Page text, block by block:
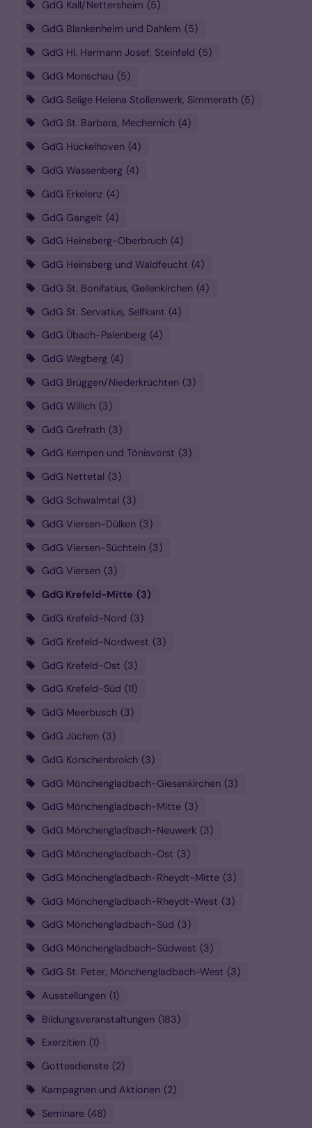
GdG Kall/Nettersheim
5
GdG Blankenheim und Dahlem 5
GdG Hl. Hermann Josef, Steinfeld 5
GdG Monschau 5
GdG Selige Helena Stollenwerk, Simmerath 5
GdG St. Barbara, Mechernich 4
GdG Hückelhoven 4
GdG Wassenberg 4
GdG Erkelenz 4
GdG Gangelt 4
GdG Heinsberg-Oberbruch 4
GdG Heinsberg und Waldfeucht 4
GdG St. Bonifatius, Geilenkirchen 4
GdG St. Servatius, Selfkant 4
GdG Übach-Palenberg 4
GdG Wegberg 4
GdG Brüggen/Niederkrüchten 3
GdG Willich 3
GdG Grefrath 3
GdG Kempen und Tönisvorst
3
GdG Nettetal 3
GdG Schwalmtal 3
GdG Viersen-Dülken 3
GdG Viersen-Süchteln 3
GdG Viersen
3
GdG Krefeld-Mitte
3
GdG Krefeld-Nord 3
GdG Krefeld-Nordwest 3
GdG Krefeld-Ost 3
GdG Krefeld-Süd
11
GdG Meerbusch 3
GdG Jüchen 3
GdG Korschenbroich 3
GdG Mönchengladbach-Giesenkirchen 3
GdG Mönchengladbach-Mitte
3
GdG Mönchengladbach-Neuwerk 3
GdG Mönchengladbach-Ost 3
GdG Mönchengladbach-Rheydt-Mitte 3
GdG Mönchengladbach-Rheydt-West 3
GdG Mönchengladbach-Süd
3
GdG Mönchengladbach-Südwest 3
GdG St. Peter, Mönchengladbach-West 3
Ausstellungen 1
Bildungsveranstaltungen 183
Exerzitien 1
Gottesdienste 2
Kampagnen und Aktionen 2
Seminare 48